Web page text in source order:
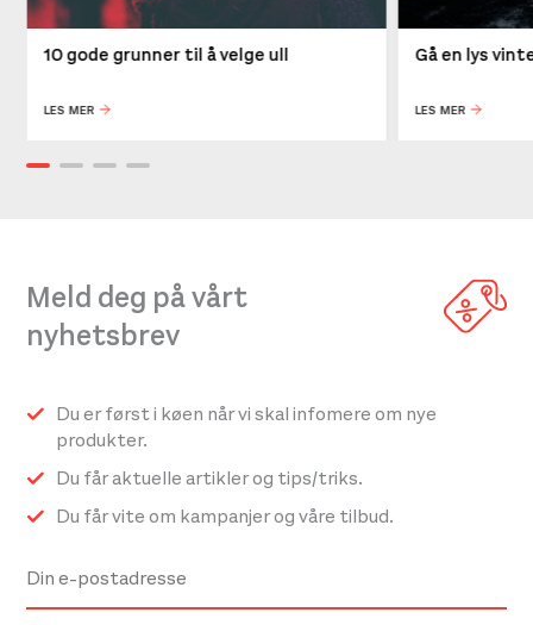
10 gode grunner til å velge ull
LES MER
Gå en lys
LES MER
Meld deg på vårt
nyhetsbrev
Du er først i køen når vi skal infomere om nye
produkter.
Du får aktuelle artikler og tips/triks.
Du får vite om kampanjer og våre tilbud.